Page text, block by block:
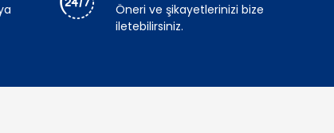
Öneri ve şikayetlerinizi bize
iletebilirsiniz.